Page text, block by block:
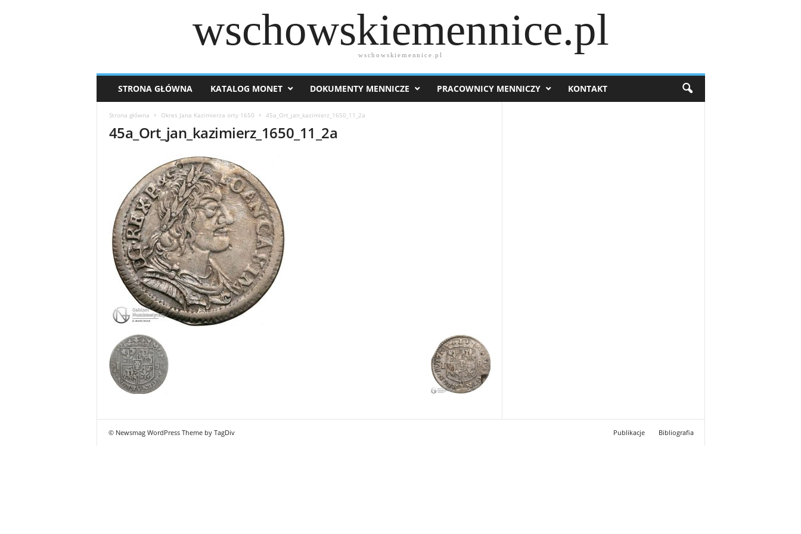
wschowskiemennice.pl
wschowskiemennice.pl
STRONA GŁÓWNA KATALOG MONET DOKUMENTY MENNICZE PRACOWNICY MENNICZY KONTAKT
Strona główna Okres Jana Kazimierza orty 1650 45a_Ort_jan_kazimierz_1650_11_2a
45a_Ort_jan_kazimierz_1650_11_2a
Publikacje Bibliografia
© Newsmag WordPress Theme by TagDiv